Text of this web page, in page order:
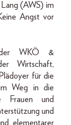
(AWS) im
Angst vor
der WKÖ &
Wirtschaft,
für die
Weg in die
Frauen und
und
elementarer